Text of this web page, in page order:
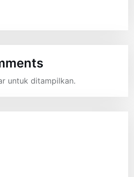
untuk ditampilkan.